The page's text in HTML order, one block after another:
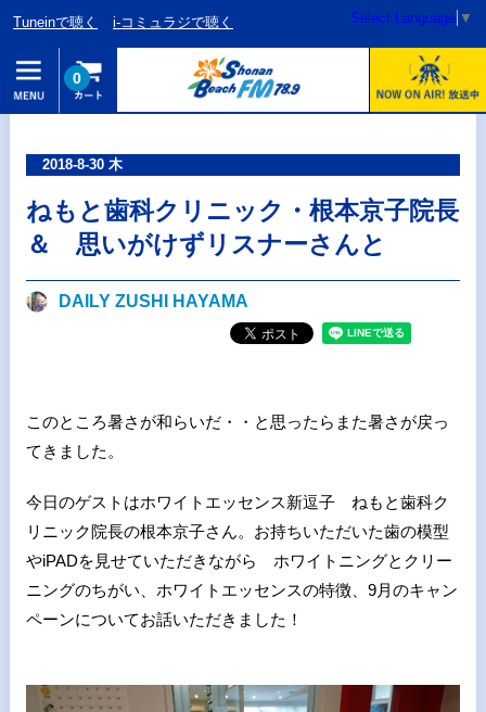
Tuneinで聴く i-コミュラジで聴く Select Language ▼
0
2018-8-30 木
ねもと歯科クリニック・根本京子院長
＆ 思いがけずリスナーさんと
DAILY ZUSHI HAYAMA
このところ暑さが和らいだ・・と思ったらまた暑さが戻っ
てきました。
今日のゲストはホワイトエッセンス新逗子 ねもと歯科ク
リニック院長の根本京子さん。お持ちいただいた歯の模型
やiPADを見せていただきながら ホワイトニングとクリー
ニングのちがい、ホワイトエッセンスの特徴、9月のキャン
ペーンについてお話いただきました！